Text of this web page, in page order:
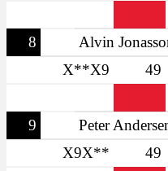
8
Alvin
X**X9
49
9
Peter
X9X**
49